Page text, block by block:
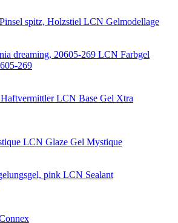
LCN Gelmodellage
LCN Farbgel
269
LCN Base Gel Xtra
LCN Glaze Gel Mystique
LCN Sealant